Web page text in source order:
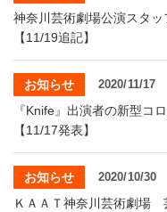
神奈川芸術劇場公演スタ
【11/19追記】
お知らせ 2020/11/17
『Knife』出演者の新型コ
【11/17発表】
お知らせ 2020/10/30
ＫＡＡＴ神奈川芸術劇場